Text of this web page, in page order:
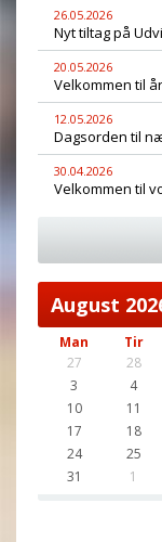
26.05.2026
Nyt tiltag på
20.05.2026
Velkommen til
12.05.2026
Dagsorden til
30.04.2026
Velkommen til
August
Man Tir
27
28
3
4
10
11
17
18
24
25
31
1